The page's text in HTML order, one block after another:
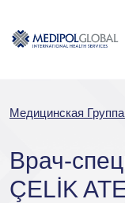
Медицинская
Врач-
ÇELİK